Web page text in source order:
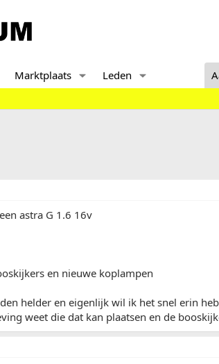
Marktplaats Leden
astra G 1.6 16v
en nieuwe koplampen
helder en eigenlijk wil ik het snel erin
weet die dat kan plaatsen en de